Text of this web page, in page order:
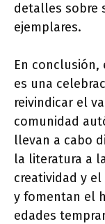
detalles sobre
ejemplares.
En conclusión,
es una
reivindicar el
comunidad
llevan a cabo
la literatura a
creatividad y
y fomentan el
edades